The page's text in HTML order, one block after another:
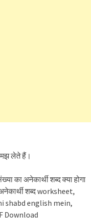
लेते हैं।
का अनेकार्थी शब्द क्या होगा
शब्द worksheet,
shabd english mein,
Download